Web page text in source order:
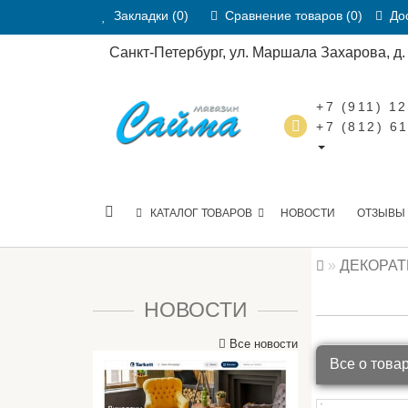
Закладки (0) Сравнение товаров (0)
Санкт-Петербург, ул. Маршала Захарова,
+7 (911)
+7 (812)
КАТАЛОГ ТОВАРОВ НОВОСТИ ОТЗЫВЫ
НОВОСТИ
Все новости
Все о